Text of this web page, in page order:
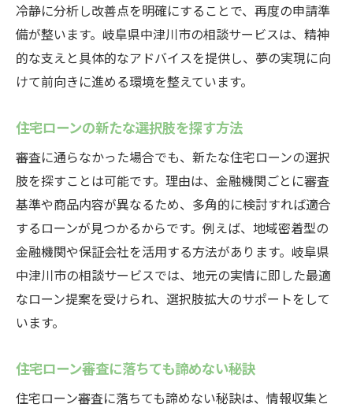
冷静に分析し改善点を明確にすることで、再度の申請準
備が整います。岐阜県中津川市の相談サービスは、精神
的な支えと具体的なアドバイスを提供し、夢の実現に向
けて前向きに進める環境を整えています。
住宅ローンの新たな選択肢を探す方法
審査に通らなかった場合でも、新たな住宅ローンの選択
肢を探すことは可能です。理由は、金融機関ごとに審査
基準や商品内容が異なるため、多角的に検討すれば適合
するローンが見つかるからです。例えば、地域密着型の
金融機関や保証会社を活用する方法があります。岐阜県
中津川市の相談サービスでは、地元の実情に即した最適
なローン提案を受けられ、選択肢拡大のサポートをして
います。
住宅ローン審査に落ちても諦めない秘訣
住宅ローン審査に落ちても諦めない秘訣は、情報収集と